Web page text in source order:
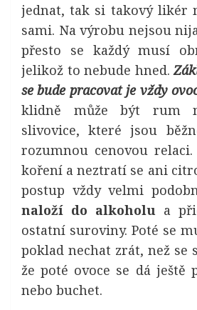
jednat, tak si takový likér
sami. Na výrobu nejsou
přesto se každý musí
jelikož to nebude hned.
se bude pracovat je vždy
klidně může být rum
slivovice, které jsou
rozumnou cenovou
koření a neztratí se ani
postup vždy velmi
naloží do alkoholu a
ostatní suroviny. Poté se
poklad nechat zrát, než se
že poté ovoce se dá ještě
nebo buchet.